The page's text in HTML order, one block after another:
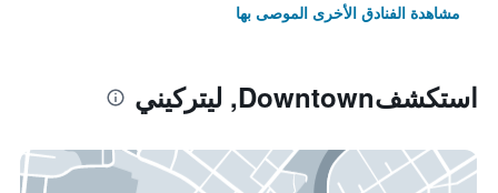
مشاهدة الفنادق الأخرى الموصى بها
استكشفDowntown, ليتركيني